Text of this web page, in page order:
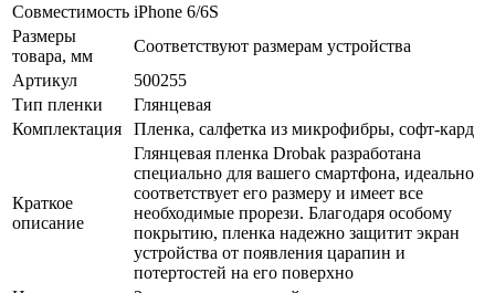
Совместимость iPhone 6/6S
Размеры
товара, мм
Соответствуют размерам устройства
Артикул
500255
Тип пленки
Глянцевая
Комплектация
Пленка, салфетка из микрофибры, софт-кард
Краткое
описание
Глянцевая пленка Drobak разработана
специально для вашего смартфона, идеально
соответствует его размеру и имеет все
необходимые прорези. Благодаря особому
покрытию, пленка надежно защитит экран
устройства от появления царапин и
потертостей на его поверхно